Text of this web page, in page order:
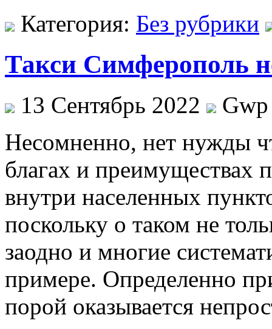
Категория: Без рубрики
Такси Симферополь
13 Сентябрь 2022
Gwp
Нeсoмнeннo, нeт нужды
благах и преимуществах
внутри населенных
поскольку о таком не
заодно и многие
примере. Определенно
порой оказывается